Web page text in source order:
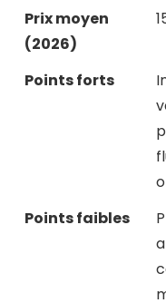
Prix moyen
(2026)
Points forts
Points faibles